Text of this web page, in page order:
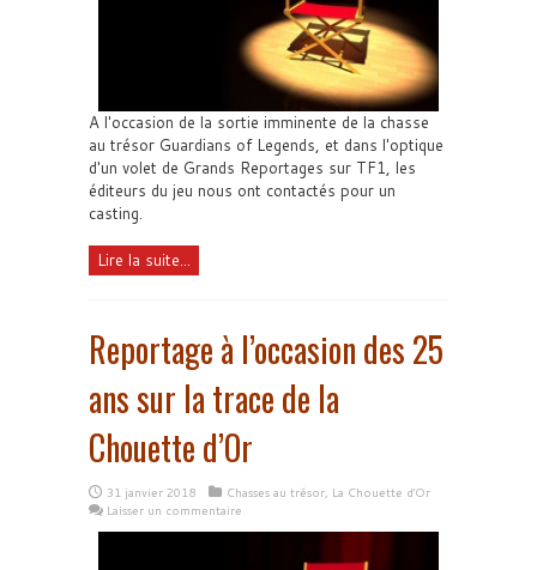
A l'occasion de la sortie imminente de la chasse
au trésor Guardians of Legends, et dans l'optique
d'un volet de Grands Reportages sur TF1, les
éditeurs du jeu nous ont contactés pour un
casting.
Lire la suite...
Reportage à l’occasion des 25
ans sur la trace de la
Chouette d’Or
31 janvier 2018 Chasses au trésor, La Chouette d'Or
Laisser un commentaire